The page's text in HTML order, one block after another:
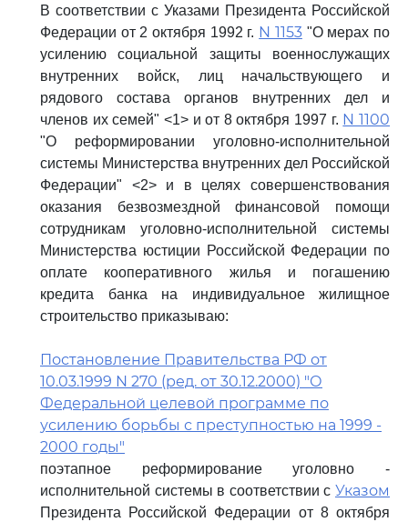
В соответствии с Указами Президента Российской
Федерации от 2 октября 1992 г. N 1153"О мерах по
усилению социальной защиты военнослужащих
внутренних войск, лиц начальствующего и
рядового состава органов внутренних дел и
членов их семей" <1> и от 8 октября 1997 г. N 1100
"О реформировании уголовно-исполнительной
системы Министерства внутренних дел Российской
Федерации" <2> и в целях совершенствования
оказания безвозмездной финансовой помощи
сотрудникам уголовно-исполнительной системы
Министерства юстиции Российской Федерации по
оплате кооперативного жилья и погашению
кредита банка на индивидуальное жилищное
строительство приказываю:
Постановление Правительства РФ от
10.03.1999 N 270 (ред. от 30.12.2000) "О
Федеральной целевой программе по
усилению борьбы с преступностью на 1999 -
2000 годы"
поэтапное реформирование уголовно -
исполнительной системы в соответствии с Указом
Президента Российской Федерации от 8 октября